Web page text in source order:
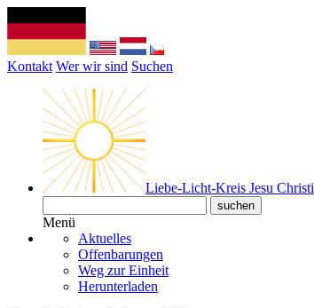
Kontakt Wer wir sind Suchen
Liebe-Licht-Kreis Jesu Christi
Menü
Aktuelles
Offenbarungen
Weg zur Einheit
Herunterladen